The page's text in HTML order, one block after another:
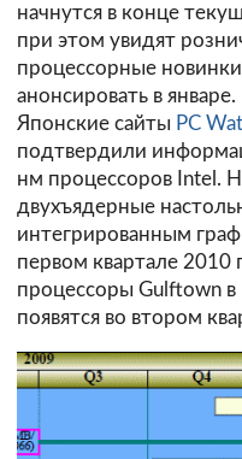
начнутся в конце
при этом увидят
процессорные
анонсировать в январе.
Японские сайты PC
подтвердили
нм процессоров Intel.
двухъядерные
интегрированным
первом квартале 2010
процессоры Gulftown
появятся во втором